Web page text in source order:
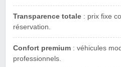
Transparence totale : prix fixe
réservation.
Confort premium : véhicules
professionnels.